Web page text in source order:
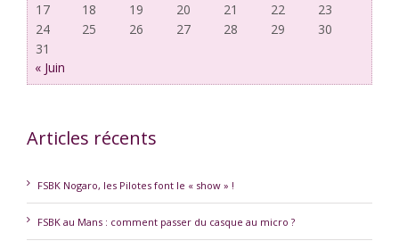
17
18 19 20 21 22
23
24
25 26 27 28 29
30
31
« Juin
Articles récents
FSBK Nogaro, les Pilotes font le « show » !
FSBK au Mans : comment passer du casque au micro ?